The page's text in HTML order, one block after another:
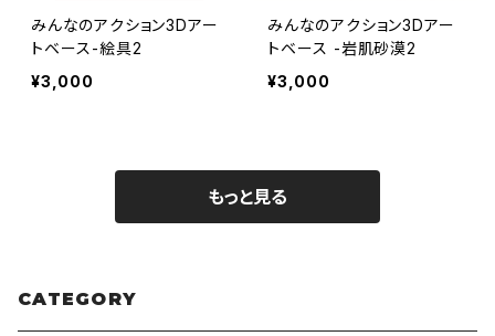
みんなのアクション3Dアー
トベース-絵具2
¥3,000
みんなのアクション3Dアー
トベース -岩肌砂漠2
¥3,000
もっと見る
CATEGORY